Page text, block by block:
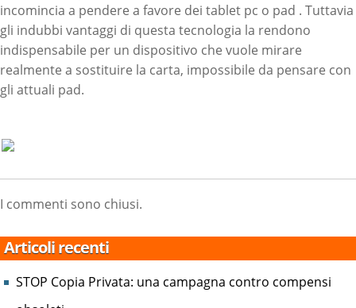
incomincia a pendere a favore dei tablet pc o pad . Tuttavia
gli indubbi vantaggi di questa tecnologia la rendono
indispensabile per un dispositivo che vuole mirare
realmente a sostituire la carta, impossibile da pensare con
gli attuali pad.
I commenti sono chiusi.
Articoli recenti
STOP Copia Privata: una campagna contro compensi